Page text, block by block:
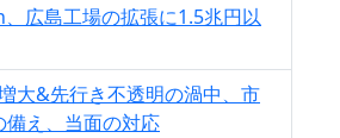
広島工場の拡張に1.5兆円以
大&先行き不透明の渦中、市
え、当面の対応